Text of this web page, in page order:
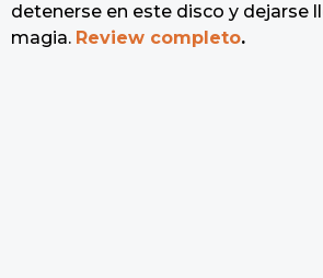
detenerse en este disco y dejarse
magia. Review completo.